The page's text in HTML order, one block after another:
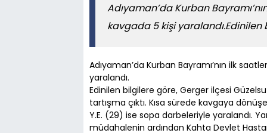
Adıyaman’da Kurban
kavgada 5 kişi
Adıyaman’da Kurban Bayramı’nın ilk
yaralandı.
Edinilen bilgilere göre, Gerger ilçesi
tartışma çıktı. Kısa sürede kavgaya
Y.E. (29) ise sopa darbeleriyle yaralandı.
müdahalenin ardından Kahta Devlet